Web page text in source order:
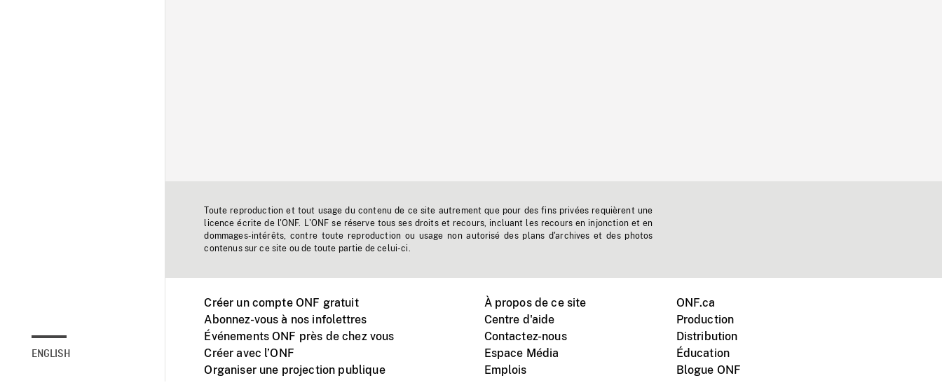
ENGLISH
Toute reproduction et tout usage du contenu de ce site autrement que pour des fins privées requièrent une
licence écrite de l'ONF. L'ONF se réserve tous ses droits et recours, incluant les recours en injonction et en
dommages-intérêts, contre toute reproduction ou usage non autorisé des plans d'archives et des photos
contenus sur ce site ou de toute partie de celui-ci.
Créer un compte ONF gratuit
Abonnez-vous à nos infolettres
Événements ONF près de chez vous
Créer avec l’ONF
Organiser une projection publique
À propos de ce site
Centre d'aide
Contactez-nous
Espace Média
Emplois
ONF.ca
Production
Distribution
Éducation
Blogue ONF